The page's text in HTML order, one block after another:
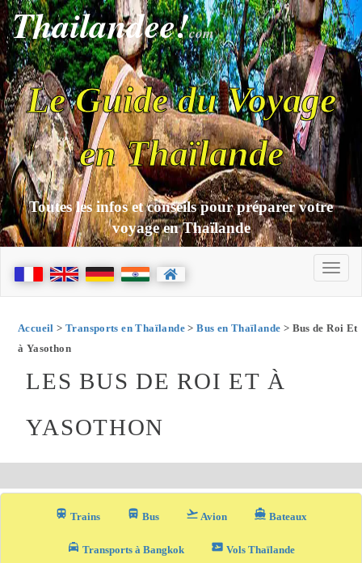
Thailandee!com
Le Guide du Voyage
en Thaïlande
Toutes les infos et conseils pour préparer votre
voyage en Thaïlande
Accueil > Transports en Thaïlande>Bus en Thaïlande > Bus de Roi Et
à Yasothon
LES BUS DE ROI ET À
YASOTHON
train Trains directions_bus_filled Bus flight_takeoff Avion directions_boat Bateaux
local_taxi Transports à Bangkok airplane_ticket Vols Thaïlande